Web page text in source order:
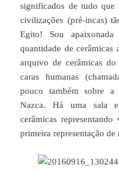
significados de tudo que
civilizações (pré-incas)
Egito! Sou
quantidade de cerâmicas
arquivo de cerâmicas
caras humanas
pouco também sobre
Nazca. Há uma sala
cerâmicas
primeira representação